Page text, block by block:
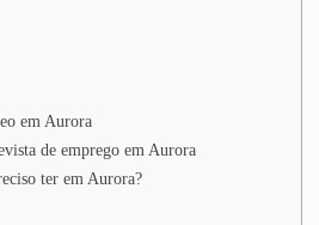
em Aurora
de emprego em Aurora
ter em Aurora?